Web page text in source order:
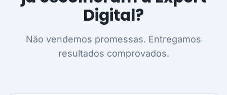
Digital?
Não vendemos promessas. Entregamos
resultados comprovados.